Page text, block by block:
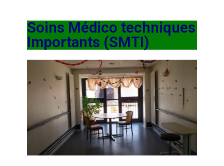
Soins Médico techniques
Importants (SMTI)